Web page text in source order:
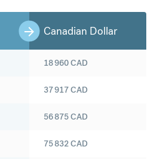
Canadian Dollar
18 960CAD
37 917CAD
56 875CAD
75 832CAD